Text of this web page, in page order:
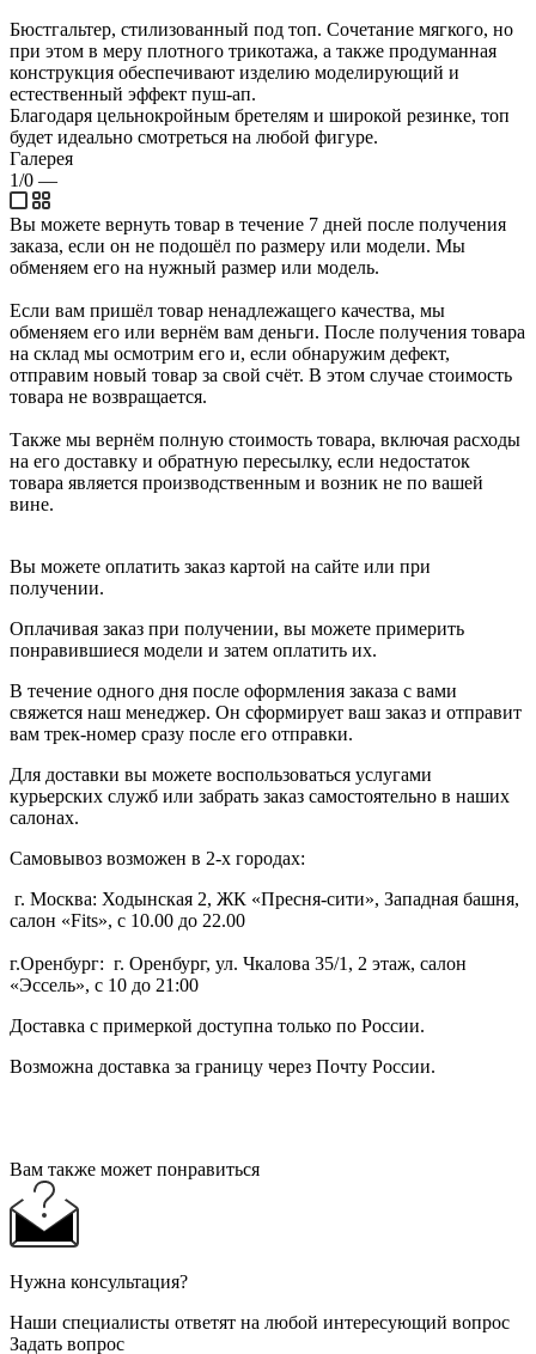
Бюстгальтер, стилизованный под топ. Сочетание мягкого, но
при этом в меру плотного трикотажа, а также продуманная
конструкция обеспечивают изделию моделирующий и
естественный эффект пуш-ап.
Благодаря цельнокройным бретелям и широкой резинке, топ
будет идеально смотреться на любой фигуре.
Галерея
1/0 —
Вы можете вернуть товар в течение 7 дней после получения
заказа, если он не подошёл по размеру или модели. Мы
обменяем его на нужный размер или модель.
Если вам пришёл товар ненадлежащего качества, мы
обменяем его или вернём вам деньги. После получения товара
на склад мы осмотрим его и, если обнаружим дефект,
отправим новый товар за свой счёт. В этом случае стоимость
товара не возвращается.
Также мы вернём полную стоимость товара, включая расходы
на его доставку и обратную пересылку, если недостаток
товара является производственным и возник не по вашей
вине.
Вы можете оплатить заказ картой на сайте или при
получении.
Оплачивая заказ при получении, вы можете примерить
понравившиеся модели и затем оплатить их.
В течение одного дня после оформления заказа с вами
свяжется наш менеджер. Он сформирует ваш заказ и отправит
вам трек-номер сразу после его отправки.
Для доставки вы можете воспользоваться услугами
курьерских служб или забрать заказ самостоятельно в наших
салонах.
Самовывоз возможен в 2-х городах:
г. Москва: Ходынская 2, ЖК «Пресня-сити», Западная башня,
салон «Fits», с 10.00 до 22.00
г.Оренбург: г. Оренбург, ул. Чкалова 35/1, 2 этаж, салон
«Эссель», с 10 до 21:00
Доставка с примеркой доступна только по России.
Возможна доставка за границу через Почту России.
Вам также может понравиться
Нужна консультация?
Наши специалисты ответят на любой интересующий вопрос
Задать вопрос